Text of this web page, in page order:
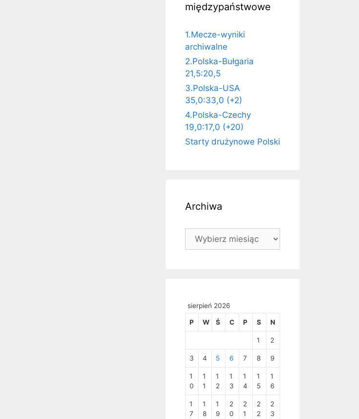
międzypaństwowe
1.Mecze-wyniki
archiwalne
2.Polska-Bułgaria
21,5:20,5
3.Polska-USA
35,0:33,0 (+2)
4.Polska-Czechy
19,0:17,0 (+20)
Starty drużynowe Polski
Archiwa
Archiwa
sierpień 2026
P W Ś C P S N
1 2
3 4 5 6 7 8 9
1
0
1
1
1
2
1
3
1
4
1
5
1
6
1
7
1
8
1
9
2
0
2
1
2
2
2
3